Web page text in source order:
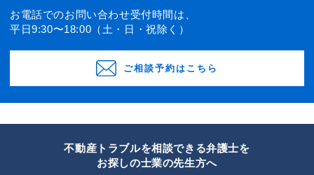
お電話でのお問い合わせ受付時間は、
平日9:30〜18:00（土・日・祝除く）
ご相談予約はこちら
不動産トラブルを相談できる弁護士を
お探しの士業の先生方へ